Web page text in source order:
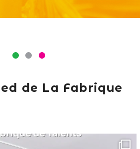
de La Fabrique